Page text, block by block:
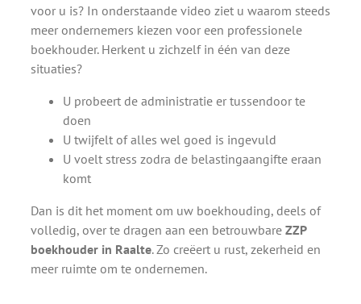
voor u is? In onderstaande video ziet u waarom steeds
meer ondernemers kiezen voor een professionele
boekhouder. Herkent u zichzelf in één van deze
situaties?
U probeert de administratie er tussendoor te
doen
U twijfelt of alles wel goed is ingevuld
U voelt stress zodra de belastingaangifte eraan
komt
Dan is dit het moment om uw boekhouding, deels of
volledig, over te dragen aan een betrouwbare ZZP
boekhouder in Raalte. Zo creëert u rust, zekerheid en
meer ruimte om te ondernemen.